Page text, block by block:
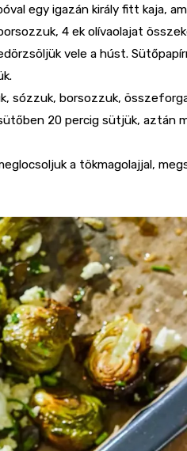
egy igazán király fitt kaja,
4 ek olívaolajat
vele a húst.
sózzuk, borsozzuk,
20 percig sütjük, aztán
a tökmagolajjal,